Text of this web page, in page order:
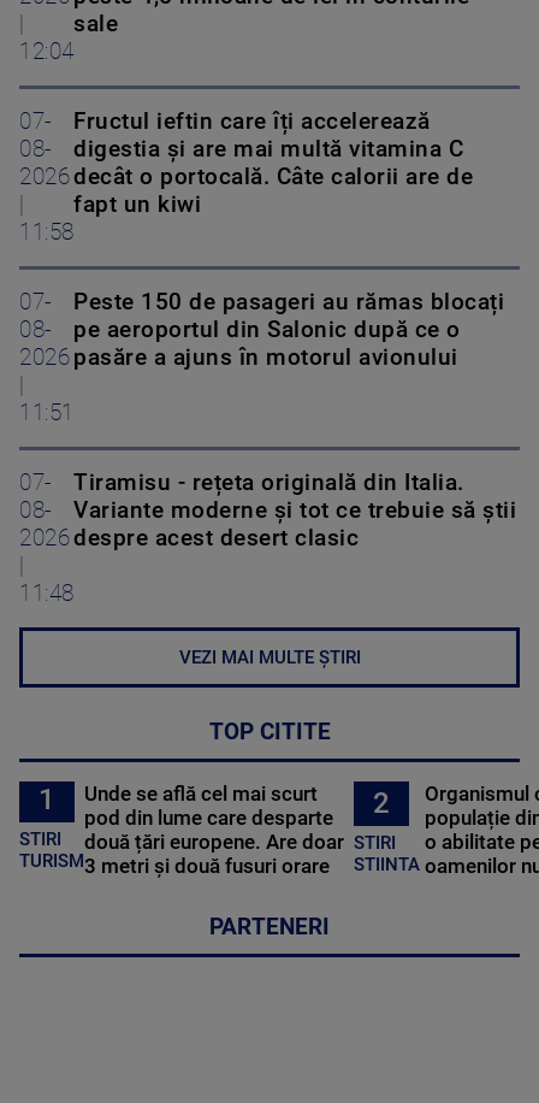
|
12:04
sale
07-
08-
2026
|
11:58
Fructul ieftin care îți accelerează
digestia și are mai multă vitamina C
decât o portocală. Câte calorii are de
fapt un kiwi
07-
08-
2026
|
11:51
Peste 150 de pasageri au rămas blocați
pe aeroportul din Salonic după ce o
pasăre a ajuns în motorul avionului
07-
08-
2026
|
11:48
Tiramisu - rețeta originală din Italia.
Variante moderne și tot ce trebuie să știi
despre acest desert clasic
VEZI MAI MULTE ȘTIRI
TOP CITITE
1
STIRI
TURISM
Unde se află cel mai scurt
pod din lume care desparte
două țări europene. Are doar
3 metri și două fusuri orare
2
STIRI
STIINTA
Organismul
populație
o abilitate
oamenilor
PARTENERI